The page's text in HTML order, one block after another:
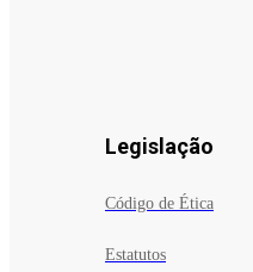
Legislação
Código de Ética
Estatutos